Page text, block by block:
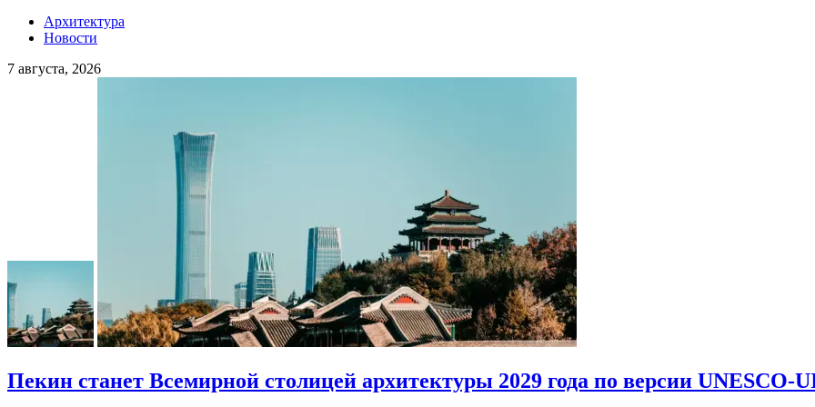
Архитектура
Новости
7 августа, 2026
Пекин станет Всемирной столицей архитектуры 2029 года по версии UNESCO-